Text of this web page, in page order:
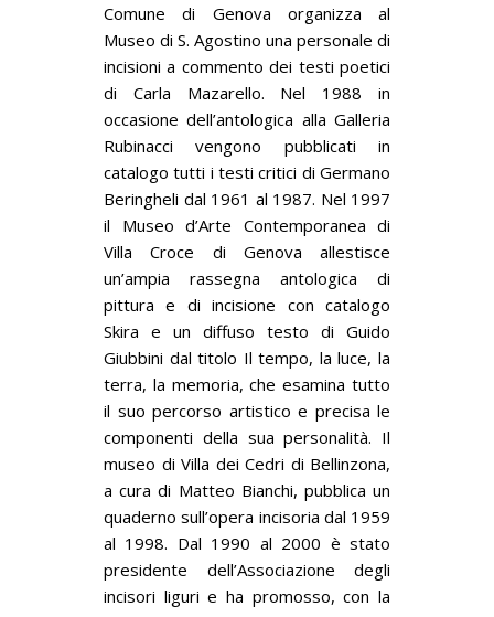
Comune di Genova organizza al
Museo di S. Agostino una personale di
incisioni a commento dei testi poetici
di Carla Mazarello. Nel 1988 in
occasione dell’antologica alla Galleria
Rubinacci vengono pubblicati in
catalogo tutti i testi critici di Germano
Beringheli dal 1961 al 1987. Nel 1997
il Museo d’Arte Contemporanea di
Villa Croce di Genova allestisce
un’ampia rassegna antologica di
pittura e di incisione con catalogo
Skira e un diffuso testo di Guido
Giubbini dal titolo Il tempo, la luce, la
terra, la memoria, che esamina tutto
il suo percorso artistico e precisa le
componenti della sua personalità. Il
museo di Villa dei Cedri di Bellinzona,
a cura di Matteo Bianchi, pubblica un
quaderno sull’opera incisoria dal 1959
al 1998. Dal 1990 al 2000 è stato
presidente dell’Associazione degli
incisori liguri e ha promosso, con la